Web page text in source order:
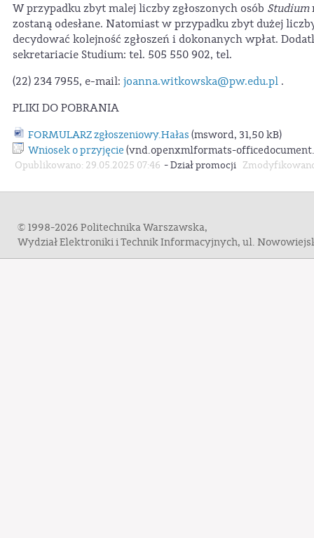
W przypadku zbyt malej liczby zgłoszonych osób Studium
zostaną odesłane. Natomiast w przypadku zbyt dużej
decydować kolejność zgłoszeń i dokonanych wpłat.
sekretariacie Studium: tel. 505 550 902, tel.
(22) 234 7955, e-mail: joanna.witkowska@pw.edu.pl .
PLIKI DO POBRANIA
FORMULARZ zgłoszeniowy.Hałas (msword, 31,50 kB)
Wniosek o przyjęcie (vnd.openxmlformats-
Opublikowano: 29.05.2025 07:46 -Dział promocji
© 1998-2026 Politechnika Warszawska,
Wydział Elektroniki i Technik Informacyjnych, ul.